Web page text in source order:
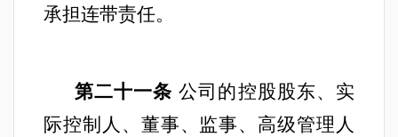
承担连带责任。
第二十一条 公司的控股股东、实
际控制人、董事、监事、高级管理人